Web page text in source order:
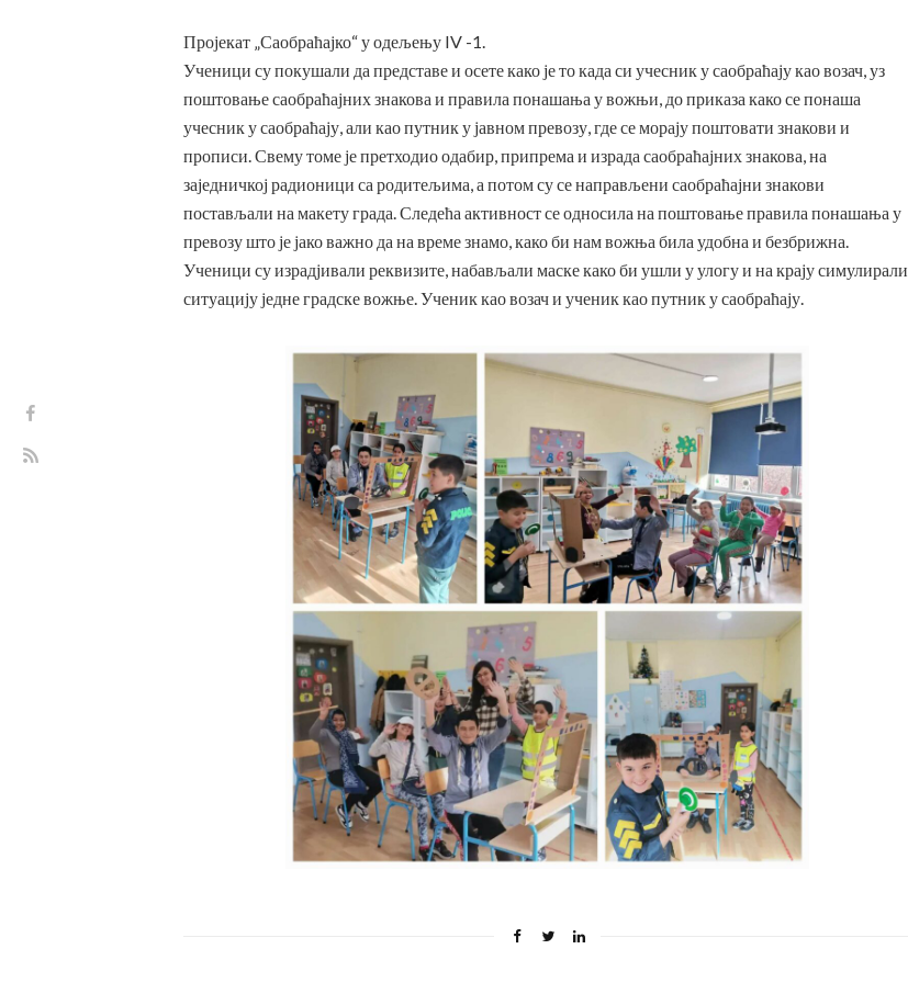
Пројекат „Саобраћајко“ у одељењу IV -1.
Ученици су покушали да представе и осете како је то када си учесник у саобраћају као возач, уз
поштовање саобраћајних знакова и правила понашања у вожњи, до приказа како се понаша
учесник у саобраћају, али као путник у јавном превозу, где се морају поштовати знакови и
прописи. Свему томе је претходио одабир, припрема и израда саобраћајних знакова, на
заједничкој радионици са родитељима, а потом су се направљени саобраћајни знакови
постављали на макету града. Следећа активност се односила на поштовање правила понашања у
превозу што је јако важно да на време знамо, како би нам вожња била удобна и безбрижна.
Ученици су израдјивали реквизите, набављали маске како би ушли у улогу и на крају симулирали
ситуацију једне градске вожње. Ученик као возач и ученик као путник у саобраћају.